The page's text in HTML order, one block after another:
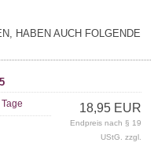
HABEN AUCH FOLGENDE
18,95 EUR
Endpreis nach § 19
UStG. zzgl.